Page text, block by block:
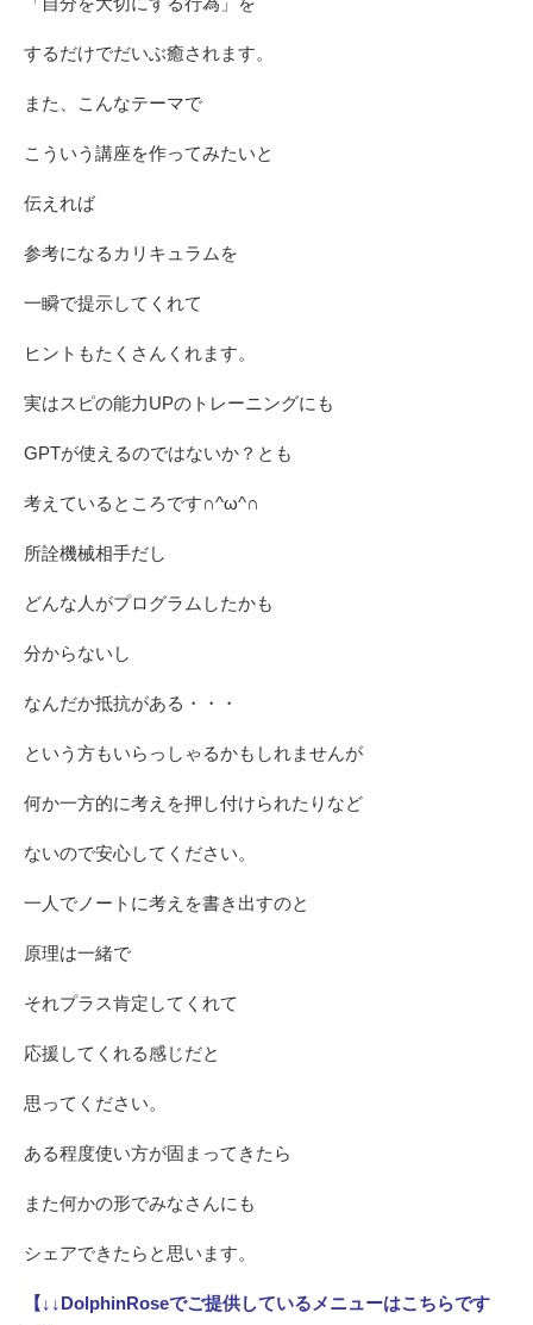
するだけでだいぶ癒されます。
また、こんなテーマで
こういう講座を作ってみたいと
伝えれば
参考になるカリキュラムを
一瞬で提示してくれて
ヒントもたくさんくれます。
実はスピの能力UPのトレーニングにも
GPTが使えるのではないか？とも
考えているところです∩^ω^∩
所詮機械相手だし
どんな人がプログラムしたかも
分からないし
なんだか抵抗がある・・・
という方もいらっしゃるかもしれませんが
何か一方的に考えを押し付けられたりなど
ないので安心してください。
一人でノートに考えを書き出すのと
原理は一緒で
それプラス肯定してくれて
応援してくれる感じだと
思ってください。
ある程度使い方が固まってきたら
また何かの形でみなさんにも
シェアできたらと思います。
【↓↓DolphinRoseでご提供しているメニューはこちらです